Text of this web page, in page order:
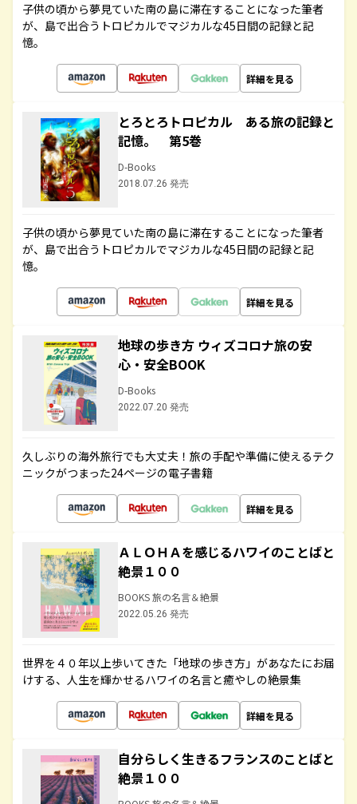
子供の頃から夢見ていた南の島に滞在することになった筆者
が、島で出合うトロピカルでマジカルな45日間の記録と記
憶。
詳細を見る
とろとろトロピカル ある旅の記録と
記憶。 第5巻
D-Books
2018.07.26 発売
子供の頃から夢見ていた南の島に滞在することになった筆者
が、島で出合うトロピカルでマジカルな45日間の記録と記
憶。
詳細を見る
地球の歩き方 ウィズコロナ旅の安
心・安全BOOK
D-Books
2022.07.20 発売
久しぶりの海外旅行でも大丈夫！旅の手配や準備に使えるテク
ニックがつまった24ページの電子書籍
詳細を見る
ＡＬＯＨＡを感じるハワイのことばと
絶景１００
BOOKS 旅の名言＆絶景
2022.05.26 発売
世界を４０年以上歩いてきた「地球の歩き方」があなたにお届
けする、人生を輝かせるハワイの名言と癒やしの絶景集
詳細を見る
自分らしく生きるフランスのことばと
絶景１００